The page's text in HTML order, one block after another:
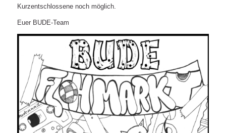
Kurzentschlossene noch möglich.
Euer BUDE-Team